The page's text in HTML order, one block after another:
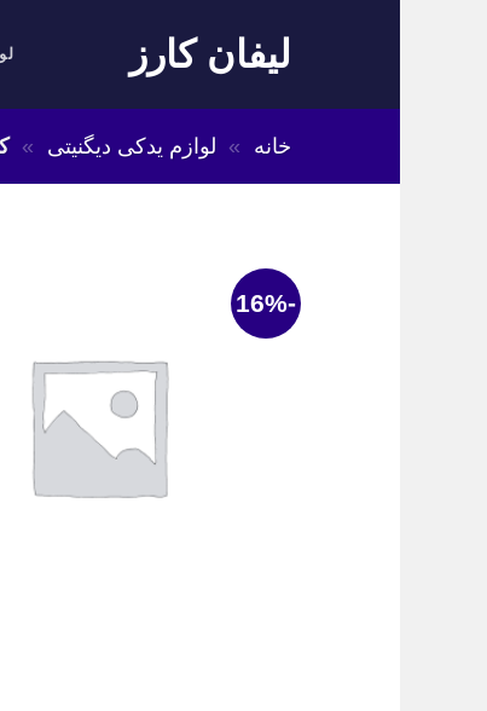
لیفان کارز
خانه » لوازم یدکی دیگنیتی »
-16%